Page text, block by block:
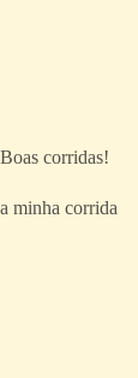
Boas corridas!
a minha corrida